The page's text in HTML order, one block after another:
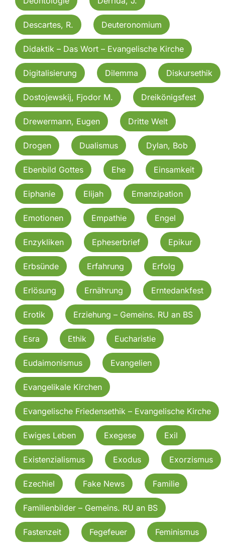
Descartes, R. Deuteronomium
Didaktik – Das Wort – Evangelische Kirche
Digitalisierung Dilemma Diskursethik
Dostojewskij, Fjodor M. Dreikönigsfest
Drewermann, Eugen Dritte Welt
Drogen Dualismus Dylan, Bob
Ebenbild Gottes Ehe Einsamkeit
Eiphanie Elijah Emanzipation
Emotionen Empathie Engel
Enzykliken Epheserbrief Epikur
Erbsünde Erfahrung Erfolg
Erlösung Ernährung Erntedankfest
Erotik Erziehung – Gemeins. RU an BS
Esra Ethik Eucharistie
Eudaimonismus Evangelien
Evangelikale Kirchen
Evangelische Friedensethik – Evangelische Kirche
Ewiges Leben Exegese Exil
Existenzialismus Exodus Exorzismus
Ezechiel Fake News Familie
Familienbilder – Gemeins. RU an BS
Fastenzeit Fegefeuer Feminismus